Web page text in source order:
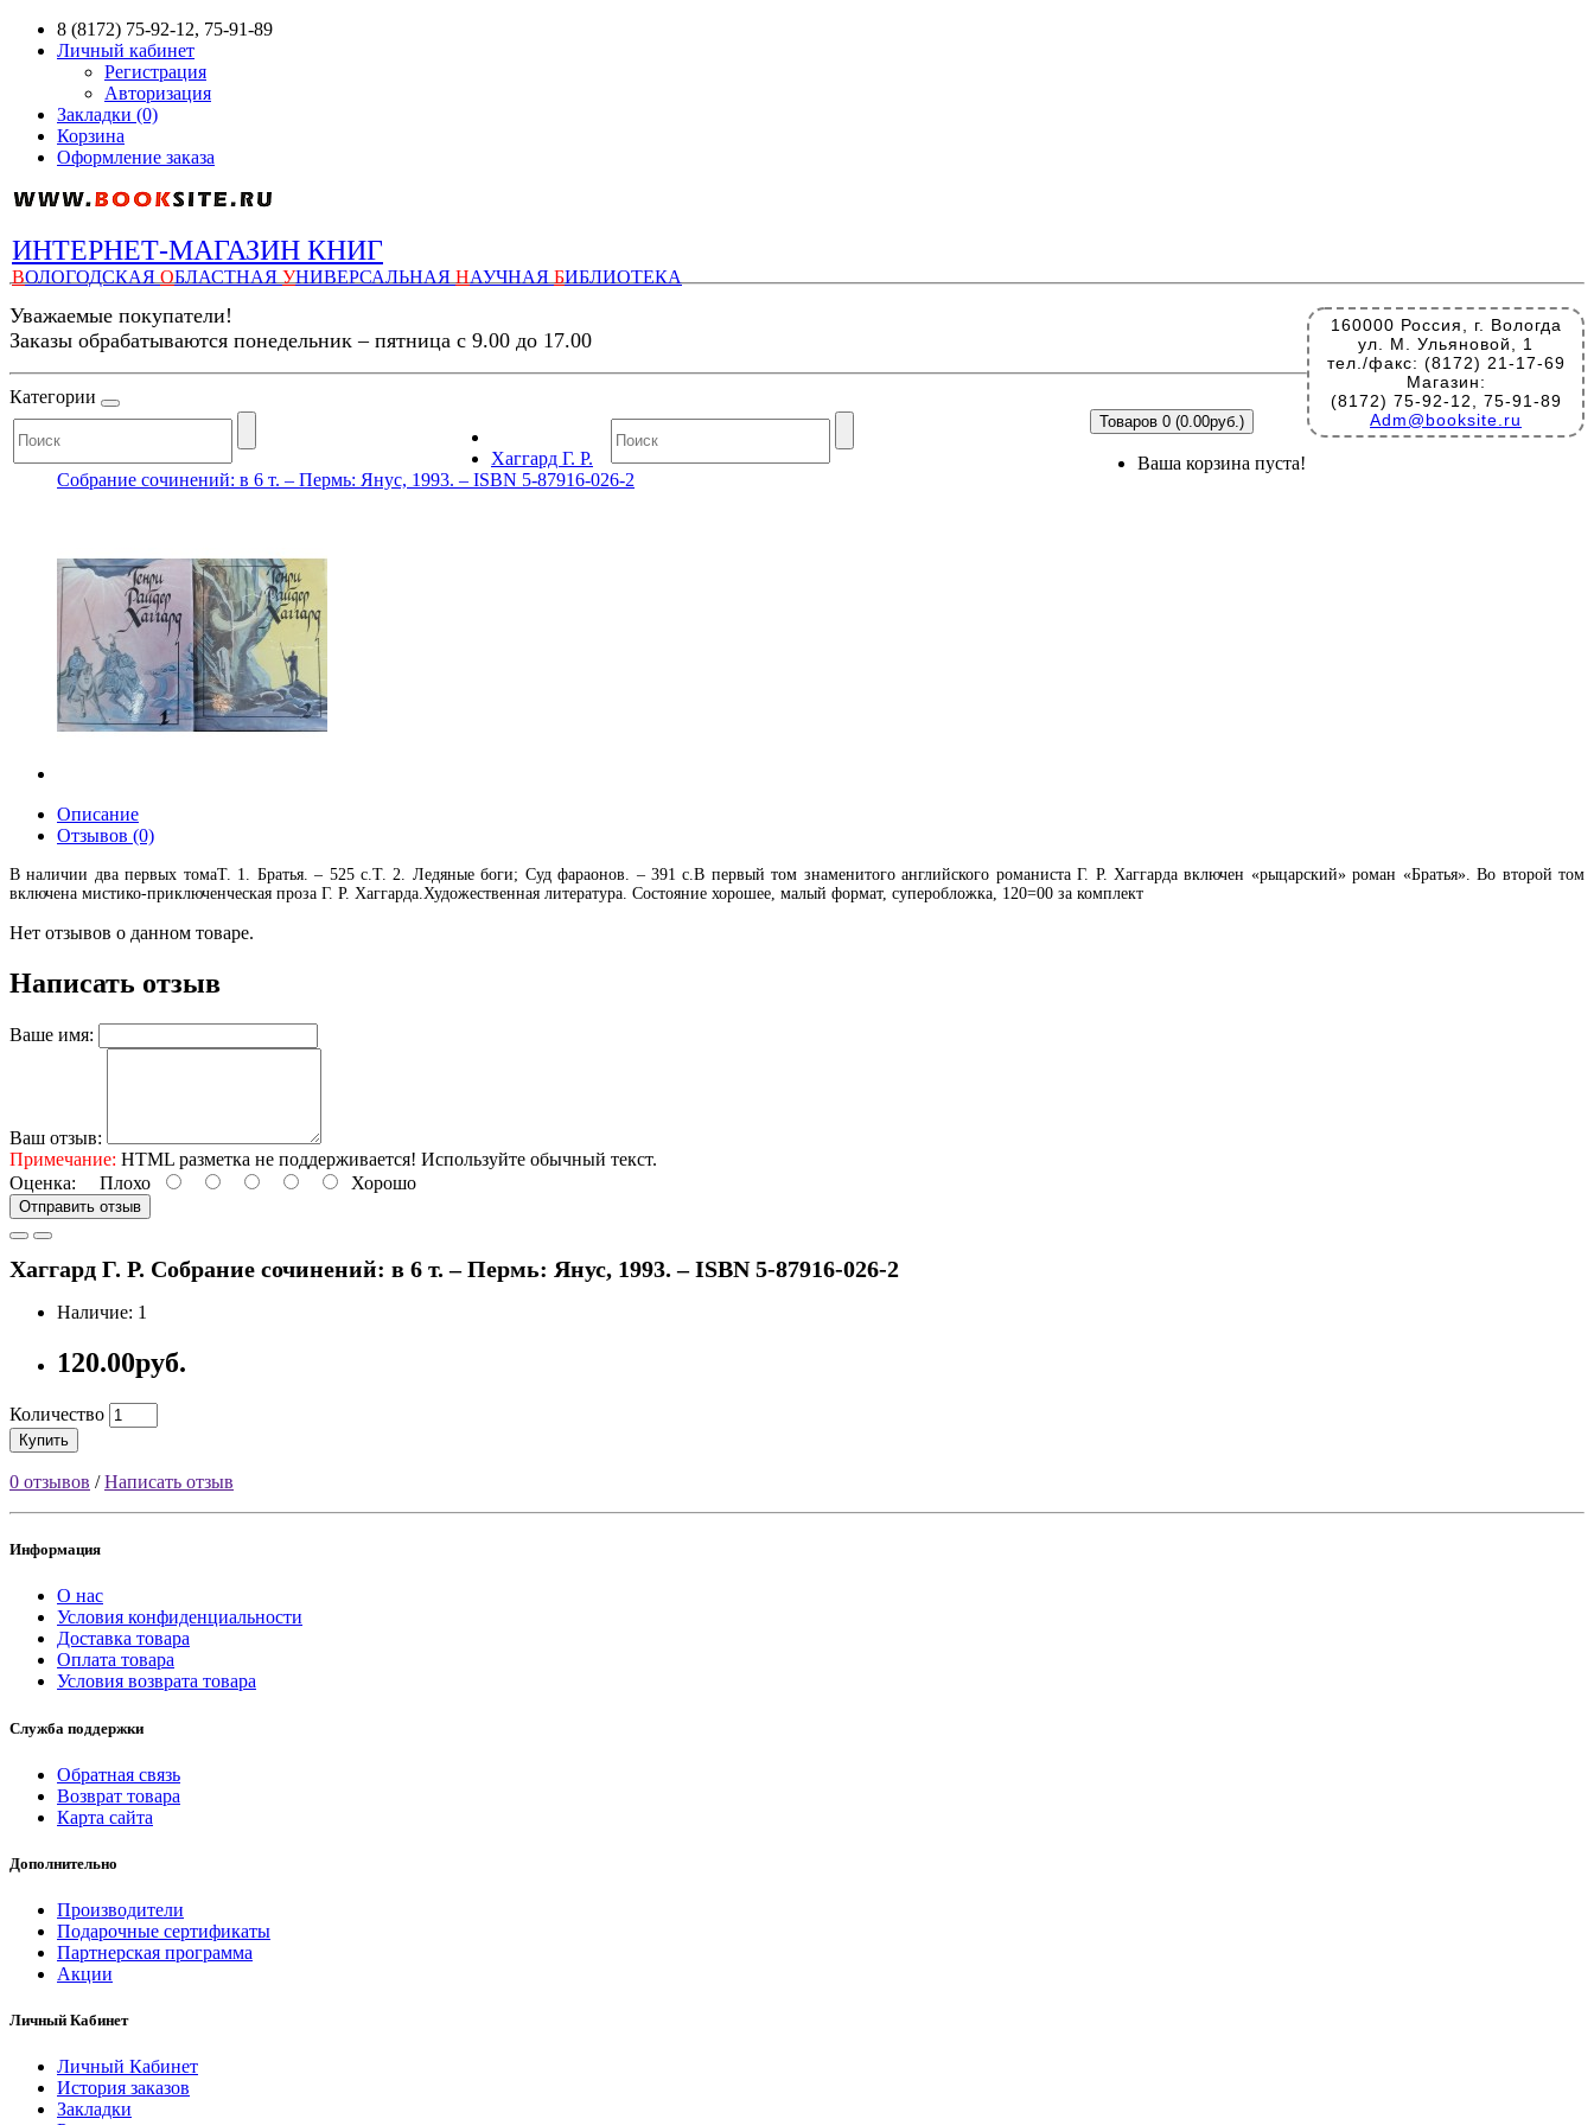
8 (8172) 75-92-12, 75-91-89
Личный кабинет
Регистрация
Авторизация
Закладки (0)
Корзина
Оформление заказа
ИНТЕРНЕТ-МАГАЗИН КНИГ
ВОЛОГОДСКАЯ ОБЛАСТНАЯ УНИВЕРСАЛЬНАЯ НАУЧНАЯ БИБЛИОТЕКА
160000 Россия, г. Вологда
ул. М. Ульяновой, 1
тел./факс: (8172) 21-17-69
Магазин:
(8172) 75-92-12, 75-91-89
Adm@booksite.ru
Уважаемые покупатели!
Заказы обрабатываются понедельник – пятница с 9.00 до 17.00
Категории
Товаров 0 (0.00руб.)
Ваша корзина пуста!
Хаггард Г. Р.
Собрание сочинений: в 6 т. – Пермь: Янус, 1993. – ISBN 5-87916-026-2
Описание
Отзывов (0)
В наличии два первых томаТ. 1. Братья. – 525 с.Т. 2. Ледяные боги; Суд фараонов. – 391 с.В первый том знаменитого английского романиста Г. Р. Хаггарда включен «рыцарский» роман «Братья». Во второй том
включена мистико-приключенческая проза Г. Р. Хаггарда.Художественная литература. Состояние хорошее, малый формат, суперобложка, 120=00 за комплект
Нет отзывов о данном товаре.
Написать отзыв
Ваше имя:
Ваш отзыв:
Примечание: HTML разметка не поддерживается! Используйте обычный текст.
Оценка: Плохо Хорошо
Отправить отзыв
Хаггард Г. Р. Собрание сочинений: в 6 т. – Пермь: Янус, 1993. – ISBN 5-87916-026-2
Наличие: 1
120.00руб.
Количество
Купить
0 отзывов /Написать отзыв
Информация
О нас
Условия конфиденциальности
Доставка товара
Оплата товара
Условия возврата товара
Служба поддержки
Обратная связь
Возврат товара
Карта сайта
Дополнительно
Производители
Подарочные сертификаты
Партнерская программа
Акции
Личный Кабинет
Личный Кабинет
История заказов
Закладки